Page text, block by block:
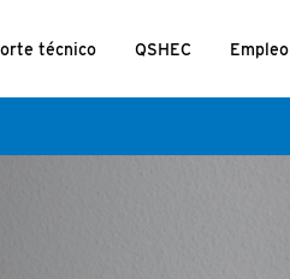
técnico QSHEC Empleo